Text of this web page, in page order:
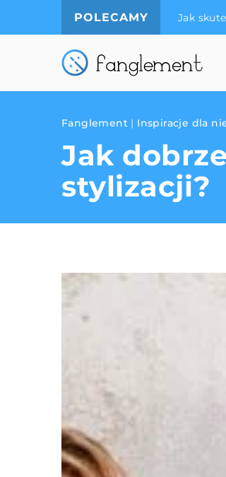
POLECAMY Jak
Fanglement | Inspiracje dla
Jak
stylizacji?